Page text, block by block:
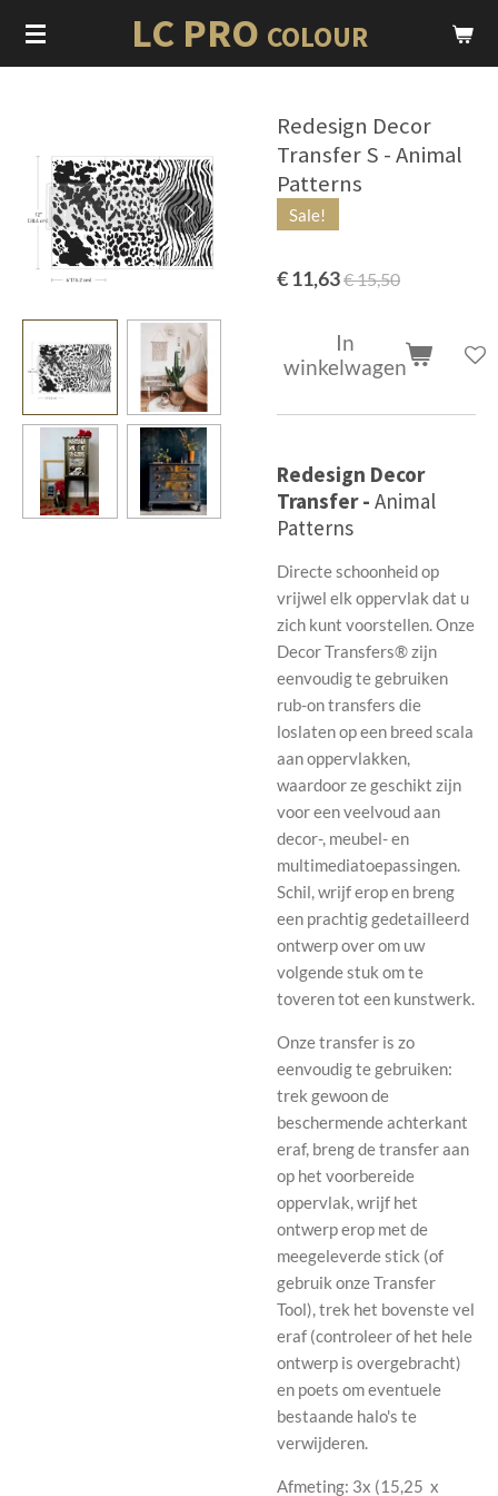
Ga
direct
LC PRO COLOUR
Redesign Decor
Transfer S - Animal
Patterns
Sale!
€ 11,63€ 15,50
In
winkelwagen
Redesign Decor
Transfer - Animal
Patterns
Directe schoonheid op
vrijwel elk oppervlak dat u
zich kunt voorstellen. Onze
Decor Transfers® zijn
eenvoudig te gebruiken
rub-on transfers die
loslaten op een breed scala
aan oppervlakken,
waardoor ze geschikt zijn
voor een veelvoud aan
decor-, meubel- en
multimediatoepassingen.
Schil, wrijf erop en breng
een prachtig gedetailleerd
ontwerp over om uw
volgende stuk om te
toveren tot een kunstwerk.
Onze transfer is zo
eenvoudig te gebruiken:
trek gewoon de
beschermende achterkant
eraf, breng de transfer aan
op het voorbereide
oppervlak, wrijf het
ontwerp erop met de
meegeleverde stick (of
gebruik onze Transfer
Tool), trek het bovenste vel
eraf (controleer of het hele
ontwerp is overgebracht)
en poets om eventuele
bestaande halo's te
verwijderen.
Afmeting: 3x (15,25 x